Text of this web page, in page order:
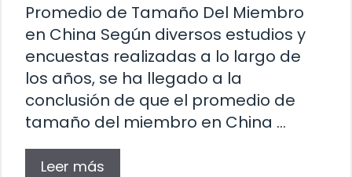
Promedio de Tamaño Del Miembro
en China Según diversos estudios y
encuestas realizadas a lo largo de
los años, se ha llegado a la
conclusión de que el promedio de
tamaño del miembro en China …
Leer más